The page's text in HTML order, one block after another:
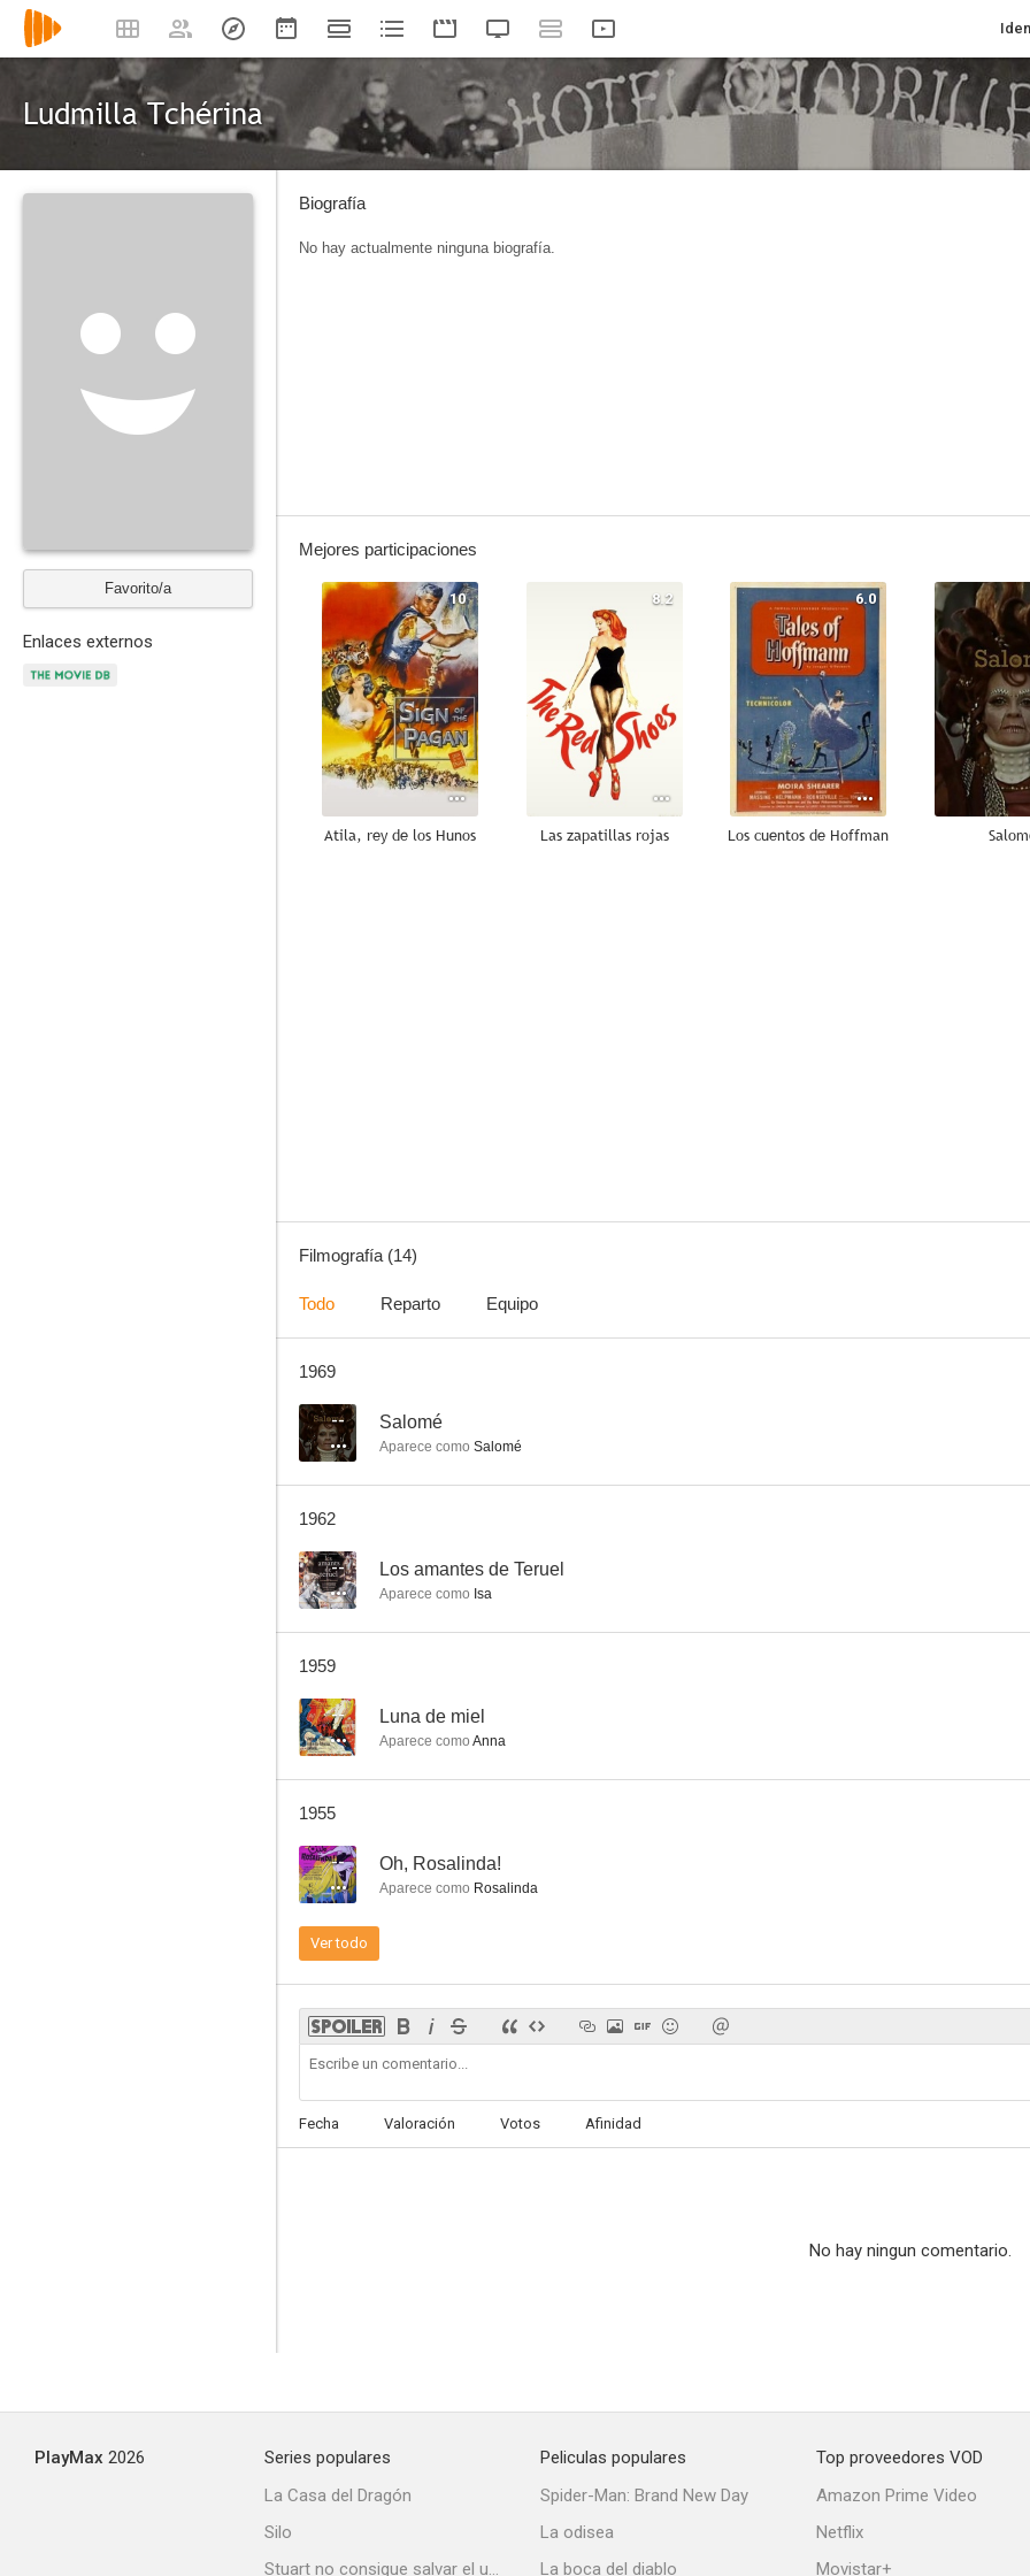
Ludmilla Tchérina
Favorito/a
Enlaces externos
Biografía
No hay actualmente ninguna biografía.
Mejores participaciones
10
Atila, rey de los Hunos
8.2
Las zapatillas rojas
6.0
Los cuentos de Hoffman
Filmografía (14)
Todo Reparto Equipo
1969
-- Salomé
Aparece como Salomé
1962
-- Los amantes de Teruel
Aparece como Isa
1959
-- Luna de miel
Aparece como Anna
1955
-- Oh, Rosalinda!
Aparece como Rosalinda
Ver todo
Fecha Valoración Votos Afinidad
No hay ningun comentario.
PlayMax 2026
Series populares
La Casa del Dragón
Silo
Stuart no consigue salvar el universo
Peliculas populares
Spider-Man: Brand New Day
La odisea
La boca del diablo
Top proveedores VOD
Amazon Prime Video
Netflix
Movistar+